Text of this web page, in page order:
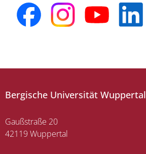
Bergische Universität Wuppertal
Gaußstraße 20
42119 Wuppertal